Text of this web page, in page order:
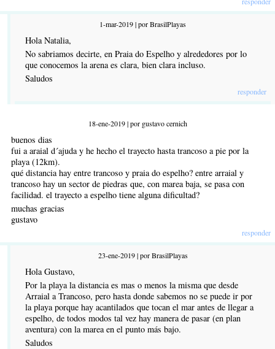
1-mar-2019 | por BrasilPlayas
Hola Natalia,
No sabriamos decirte, en Praia do Espelho y alrededores por lo
que conocemos la arena es clara, bien clara incluso.
Saludos
responder
18-ene-2019 | por gustavo cernich
buenos dias
fui a araial d´ajuda y he hecho el trayecto hasta trancoso a pie por la
playa (12km).
qué distancia hay entre trancoso y praia do espelho? entre arraial y
trancoso hay un sector de piedras que, con marea baja, se pasa con
facilidad. el trayecto a espelho tiene alguna dificultad?
muchas gracias
gustavo
responder
23-ene-2019 | por BrasilPlayas
Hola Gustavo,
Por la playa la distancia es mas o menos la misma que desde
Arraial a Trancoso, pero hasta donde sabemos no se puede ir por
la playa porque hay acantilados que tocan el mar antes de llegar a
espelho, de todos modos tal vez hay manera de pasar (en plan
aventura) con la marea en el punto más bajo.
Saludos